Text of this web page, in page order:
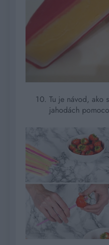
Tu je návod, ako
jahodách